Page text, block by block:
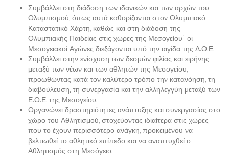
Συμβάλλει στη διάδοση των ιδανικών και των αρχών του
Ολυμπισμού, όπως αυτά καθορίζονται στον Ολυμπιακό
Καταστατικό Χάρτη, καθώς και στη διάδοση της
Ολυμπιακής Παιδείας στις χώρες της Μεσογείου˙ οι
Μεσογειακοί Αγώνες διεξάγονται υπό την αιγίδα της Δ.Ο.Ε.
Συμβάλλει στην ενίσχυση των δεσμών φιλίας και ειρήνης
μεταξύ των νέων και των αθλητών της Μεσογείου,
προωθώντας κατά τον καλύτερο τρόπο την κατανόηση, τη
διαβούλευση, τη συνεργασία και την αλληλεγγύη μεταξύ των
Ε.Ο.Ε. της Μεσογείου.
Οργανώνει δραστηριότητες ανάπτυξης και συνεργασίας στο
χώρο του Αθλητισμού, στοχεύοντας ιδιαίτερα στις χώρες
που το έχουν περισσότερο ανάγκη, προκειμένου να
βελτιωθεί το αθλητικό επίπεδο και να αναπτυχθεί ο
Αθλητισμός στη Μεσόγειο.